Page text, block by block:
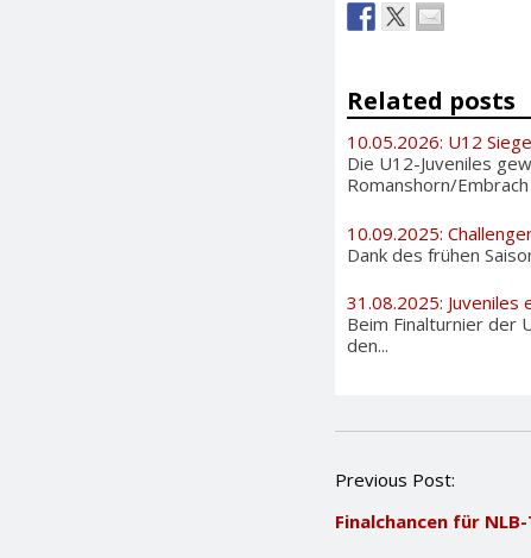
Related posts
10.05.2026: U12
Die U12-Juveniles
Romanshorn/
10.09.2025:
Dank des frühen
31.08.2025: Juveniles
Beim Finalturnier der
den...
P
s
Previous Post:
Finalchancen für